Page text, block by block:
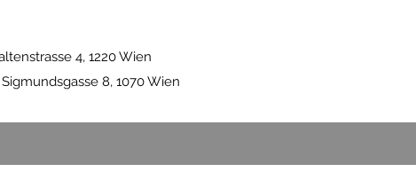
4, 1220 Wien
8, 1070 Wien